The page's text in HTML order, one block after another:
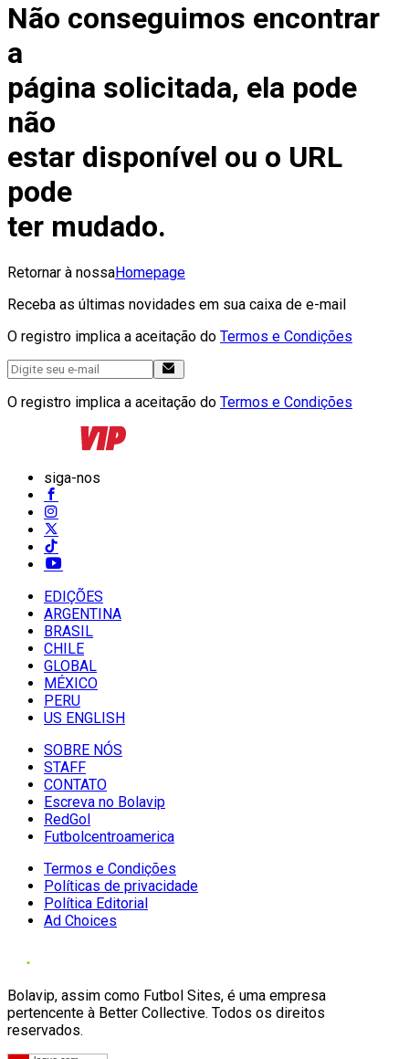
Não conseguimos encontrar
a
página solicitada, ela pode
não
estar disponível ou o URL
pode
ter mudado.
Retornar à nossaHomepage
Receba as últimas novidades em sua caixa de e-mail
O registro implica a aceitação do Termos e Condições
O registro implica a aceitação do Termos e Condições
siga-nos
EDIÇÕES
ARGENTINA
BRASIL
CHILE
GLOBAL
MÉXICO
PERU
US ENGLISH
SOBRE NÓS
STAFF
CONTATO
Escreva no Bolavip
RedGol
Futbolcentroamerica
Termos e Condições
Políticas de privacidade
Política Editorial
Ad Choices
Bolavip, assim como Futbol Sites, é uma empresa
pertencente à Better Collective. Todos os direitos
reservados.